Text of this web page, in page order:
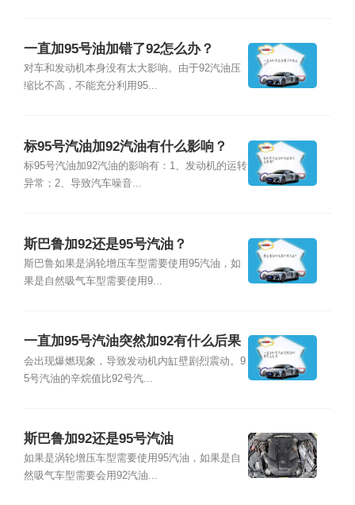
一直加95号油加错了92怎么办？
对车和发动机本身没有太大影响。由于92汽油压
缩比不高，不能充分利用95...
标95号汽油加92汽油有什么影响？
标95号汽油加92汽油的影响有：1、发动机的运转
异常；2、导致汽车噪音...
斯巴鲁加92还是95号汽油？
斯巴鲁如果是涡轮增压车型需要使用95汽油，如
果是自然吸气车型需要使用9...
一直加95号汽油突然加92有什么后果
会出现爆燃现象，导致发动机内缸壁剧烈震动。9
5号汽油的辛烷值比92号汽...
斯巴鲁加92还是95号汽油
如果是涡轮增压车型需要使用95汽油，如果是自
然吸气车型需要会用92汽油...